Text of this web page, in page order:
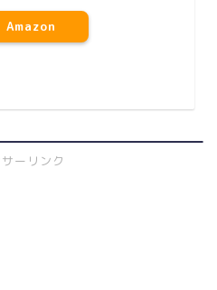
Amazon
ーリンク